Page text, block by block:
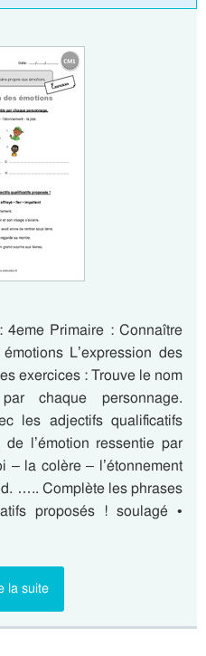
4eme Primaire : Connaître
L’expression des
exercices : Trouve le nom
chaque personnage.
les adjectifs qualificatifs
l’émotion ressentie par
– la colère – l’étonnement
….. Complète les phrases
proposés ! soulagé •
la suite